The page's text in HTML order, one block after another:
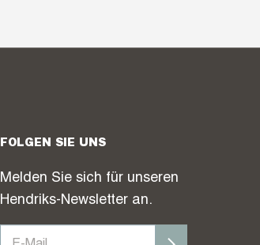
FOLGEN SIE UNS
Melden Sie sich für unseren
Hendriks-Newsletter an.